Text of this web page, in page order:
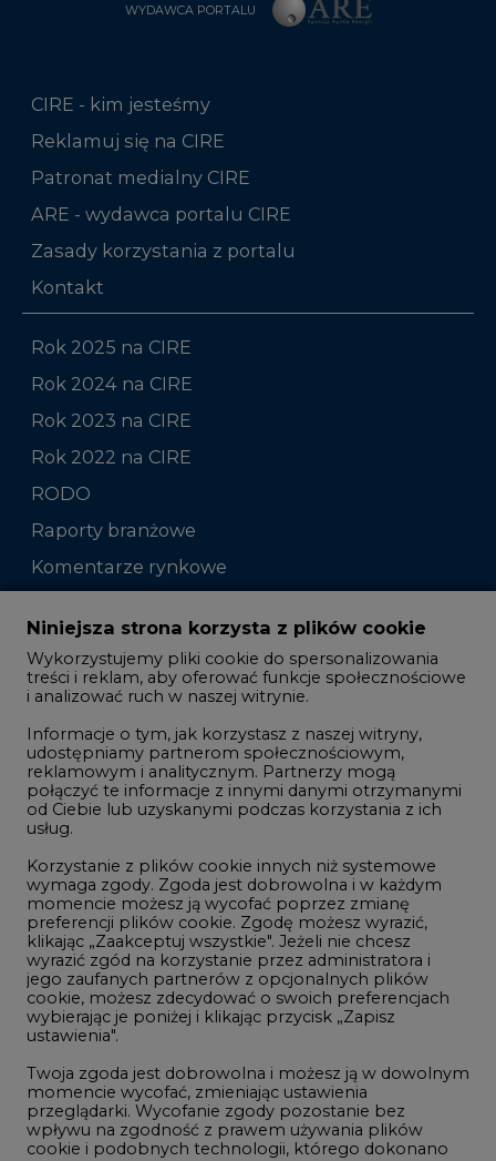
WYDAWCA PORTALU
CIRE - kim jesteśmy
Reklamuj się na CIRE
Patronat medialny CIRE
ARE - wydawca portalu CIRE
Zasady korzystania z portalu
Kontakt
Rok 2025 na CIRE
Rok 2024 na CIRE
Rok 2023 na CIRE
Rok 2022 na CIRE
RODO
Raporty branżowe
Komentarze rynkowe
Zmiany kadrowe na rynku
Studio CIRE
Rozmowy o energetyce
Gospodarka
Geopolityka
LTE450
Innowacje i AI
Telekomunikacja i IT
Handel emisjami CO2
Wodór
Górnictwo
Atom
Fotowoltaika
Niniejsza strona korzysta z plików cookie
Wykorzystujemy pliki cookie do spersonalizowania
treści i reklam, aby oferować funkcje społecznościowe
i analizować ruch w naszej witrynie.
Informacje o tym, jak korzystasz z naszej witryny,
udostępniamy partnerom społecznościowym,
reklamowym i analitycznym. Partnerzy mogą
połączyć te informacje z innymi danymi otrzymanymi
od Ciebie lub uzyskanymi podczas korzystania z ich
usług.
Korzystanie z plików cookie innych niż systemowe
wymaga zgody. Zgoda jest dobrowolna i w każdym
momencie możesz ją wycofać poprzez zmianę
preferencji plików cookie. Zgodę możesz wyrazić,
klikając „Zaakceptuj wszystkie". Jeżeli nie chcesz
wyrazić zgód na korzystanie przez administratora i
jego zaufanych partnerów z opcjonalnych plików
cookie, możesz zdecydować o swoich preferencjach
wybierając je poniżej i klikając przycisk „Zapisz
ustawienia".
Twoja zgoda jest dobrowolna i możesz ją w dowolnym
momencie wycofać, zmieniając ustawienia
przeglądarki. Wycofanie zgody pozostanie bez
wpływu na zgodność z prawem używania plików
cookie i podobnych technologii, którego dokonano